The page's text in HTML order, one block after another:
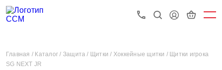
Главная / Каталог / Защита / Щитки / Хоккейные щитки / Щитки игрока
SG NEXT JR